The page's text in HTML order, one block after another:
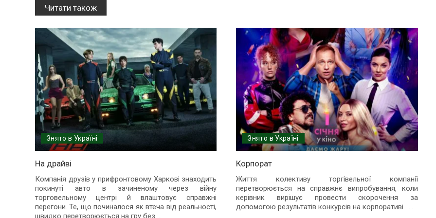
Читати також
Знято в Україні
На драйві
Компанія друзів у прифронтовому Харкові знаходить
покинуті авто в зачиненому через війну
торговельному центрі й влаштовує справжні
перегони. Те, що починалося як втеча від реальності,
швидко перетворюється на гру без
Знято в Україні
Корпорат
Життя колективу торгівельної компанії
перетворюється на справжнє випробування, коли
керівник вирішує провести скорочення за
допомогою результатів конкурсів на корпоративі.